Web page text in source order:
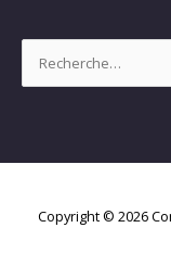
Copyright © 2026